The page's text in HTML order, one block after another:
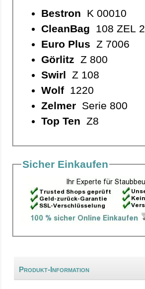
Bestron K 00010
CleanBag 108 ZEL 2
Euro Plus Z 7006
Görlitz Z 800
Swirl Z 108
Wolf1220
ZelmerSerie 800
Top Ten Z8
Sicher Einkaufen
Produkt-Information